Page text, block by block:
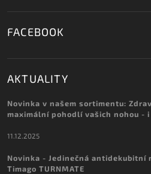
FACEBOOK
AKTUALITY
Novinka v našem sortimentu:
maximální pohodlí vašich nohou -
11.12.2025
Novinka - Jedinečná antidekubitní
Timago TURNMATE